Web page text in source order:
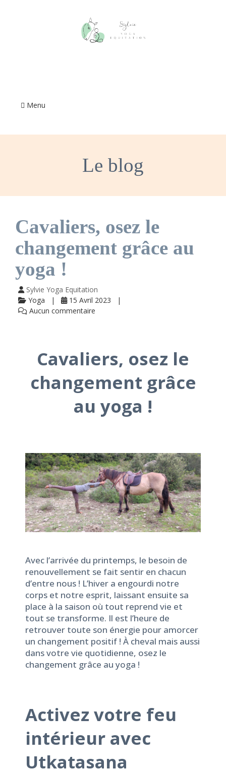
Menu
Le blog
Cavaliers, osez le
changement grâce au
yoga !
Sylvie Yoga Equitation
Yoga
15 Avril 2023
Aucun commentaire
Cavaliers, osez le
changement grâce
au yoga !
Avec l’arrivée du printemps, le besoin de
renouvellement se fait sentir en chacun
d’entre nous ! L’hiver a engourdi notre
corps et notre esprit, laissant ensuite sa
place à la saison où tout reprend vie et
tout se transforme. Il est l’heure de
retrouver toute son énergie pour amorcer
un changement positif ! À cheval mais aussi
dans votre vie quotidienne, osez le
changement grâce au yoga !
Activez votre feu
intérieur avec
Utkatasana